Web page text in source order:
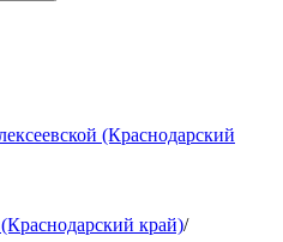
(Краснодарский
край)/